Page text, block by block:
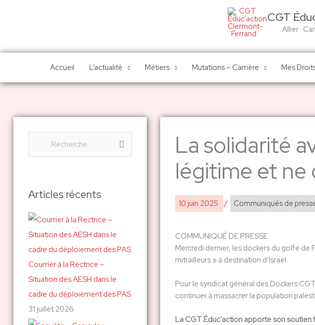
CGT
Allier ·
Accueil L’actualité Métiers Mutations – Carrière Mes
h
r
c
h
e
r
:
Articles récents
Courrier à la Rectrice –
Situation des AESH dans le
cadre du déploiement des PAS
31 juillet 2026
La solidarité
légitime et ne
10 juin 2025 / Communiqués de
COMMUNIQUÉ DE PRESSE
Mercredi dernier, les dockers du golfe
mitrailleurs » à destination d’Israël.
Pour le syndicat général des Dockers
continuer à massacrer la population
La CGT Éduc’action apporte son